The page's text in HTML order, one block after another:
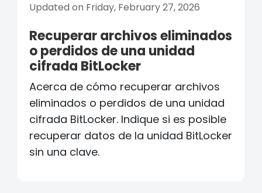
Updated on Friday, February 27, 2026
Recuperar archivos eliminados
o perdidos de una unidad
cifrada BitLocker
Acerca de cómo recuperar archivos
eliminados o perdidos de una unidad
cifrada BitLocker. Indique si es posible
recuperar datos de la unidad BitLocker
sin una clave.